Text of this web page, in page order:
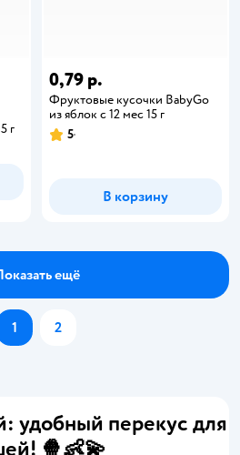
г
0,79 р.
Фруктовые кусочки BabyGo
из яблок с 12 мес 15 г
5
В корзину
ещё
1 2
удобный перекус для
🍿👶💫